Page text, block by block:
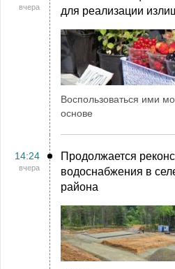
вчера
для реализации
Воспользоваться ими
основе
14:24
вчера
Продолжается
водоснабжения в
района